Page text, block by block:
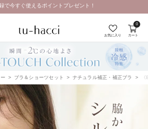
で今すぐ使えるポイントプレゼント！
お気に入り カート
0
ブラ＆ショーツセット ナチュラル補正・補正ブラ 《